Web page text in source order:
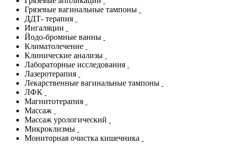
Грязевые вагинальные тампоны
ДДТ- терапия
Ингаляции
Йодо-бромные ванны
Климатолечение
Клинические анализы
Лабораторные исследования
Лазеротерапия
Лекарственные вагинальные тампоны
ЛФК
Магнитотерапия
Массаж
Массаж урологический
Микроклизмы
Мониторная очистка кишечника